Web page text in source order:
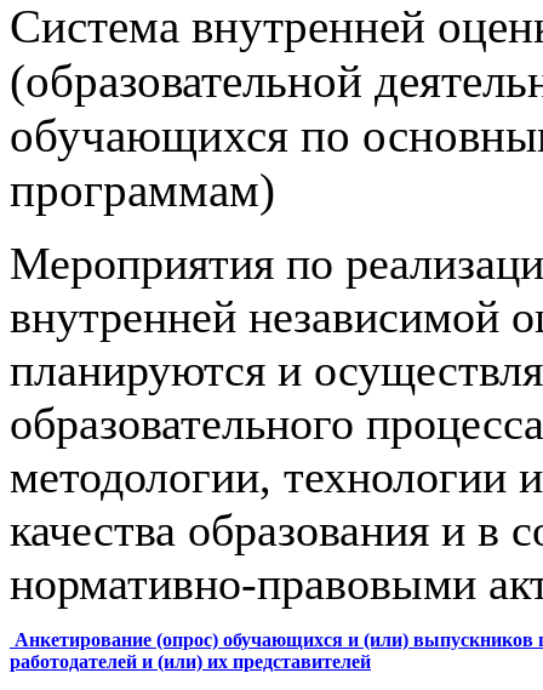
Система внутренней
(образовательной
обучающихся по
программам)
Мероприятия по
внутренней независимой
планируются и
образовательного
методологии, технологии
качества образования и в
нормативно-правовыми
Анкетирование (опрос) обучающихся и (или) выпускников
работодателей и (или) их представителей